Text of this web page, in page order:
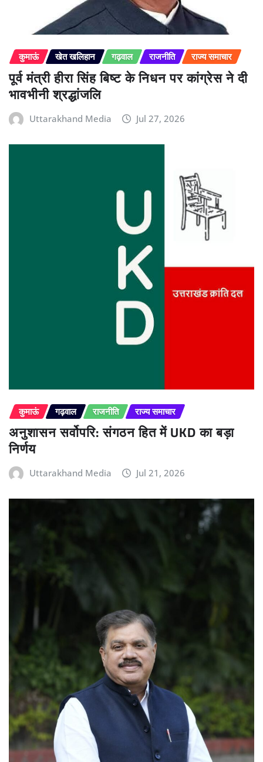
कुमाऊं खेत खलिहान गढ़वाल राजनीति राज्य समाचार
पूर्व मंत्री हीरा सिंह बिष्ट के निधन पर कांग्रेस ने दी
भावभीनी श्रद्धांजलि
Uttarakhand Media Jul 27, 2026
कुमाऊं गढ़वाल राजनीति राज्य समाचार
अनुशासन सर्वोपरि: संगठन हित में UKD का बड़ा
निर्णय
Uttarakhand Media Jul 21, 2026